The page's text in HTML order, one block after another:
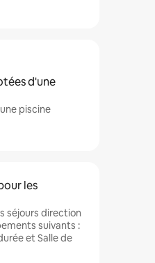
d'une
piscine
les
séjours direction
suivants :
et Salle de